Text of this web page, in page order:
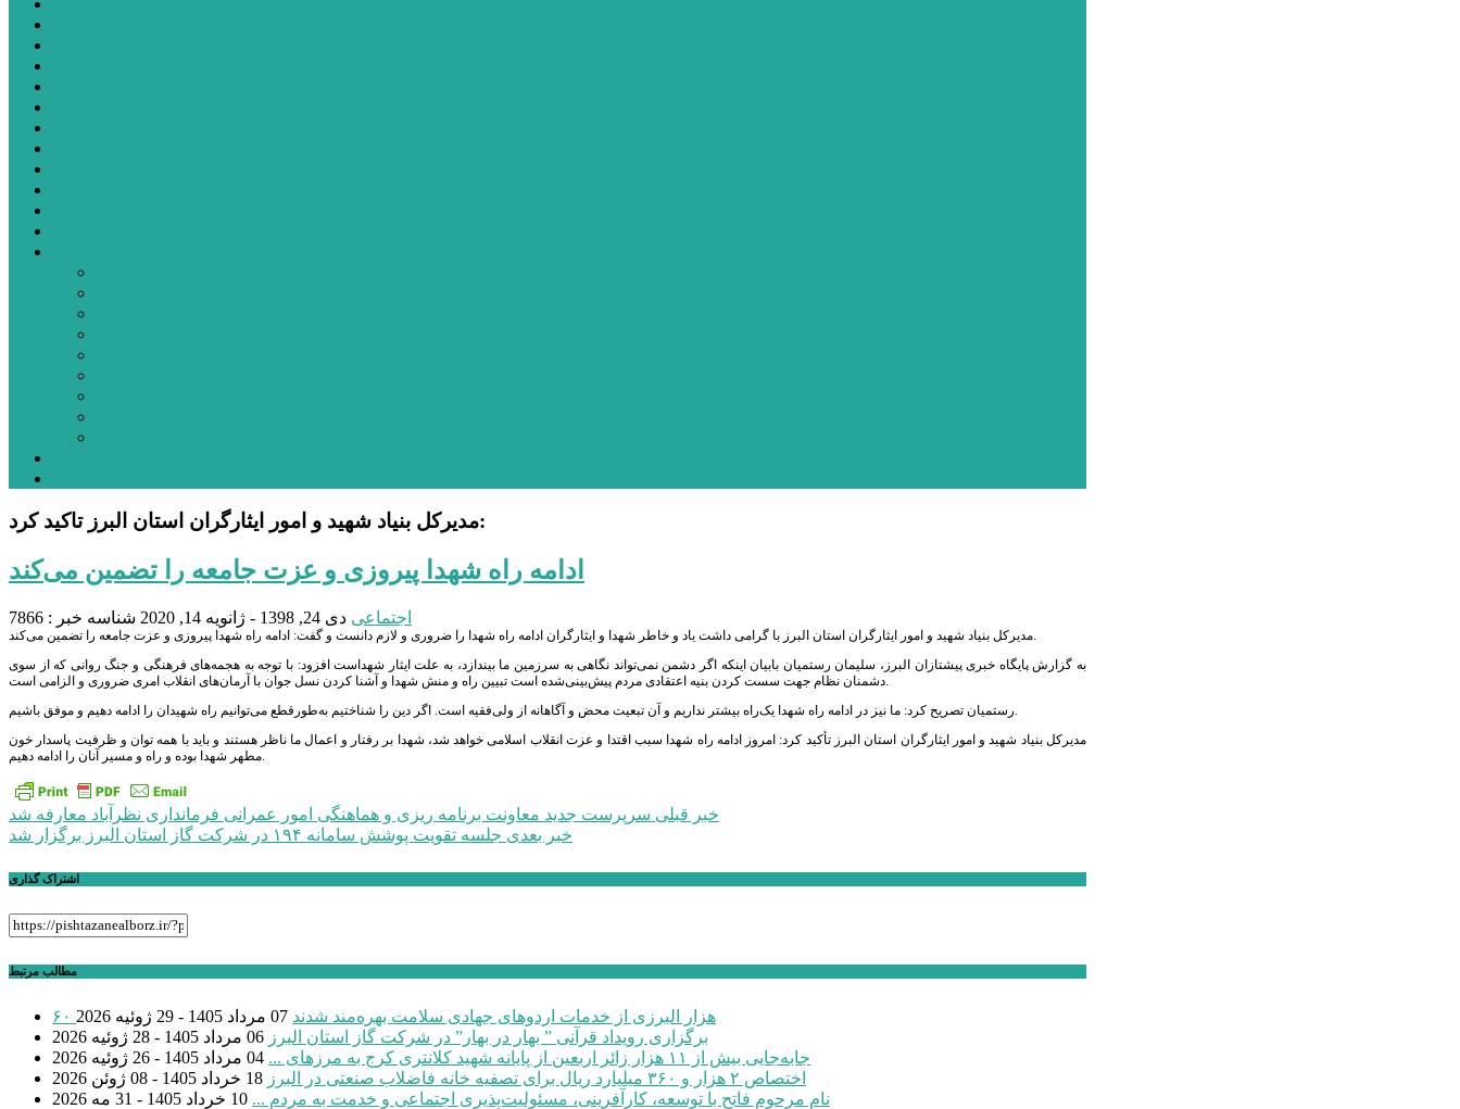
مدیرکل بنیاد شهید و امور ایثارگران استان البرز تاکید کرد:
ادامه راه شهدا پیروزی و عزت جامعه را تضمین می‌کند
اجتماعی دی 24, 1398 - ژانویه 14, 2020 شناسه خبر : 7866
مدیرکل بنیاد شهید و امور ایثارگران استان البرز با گرامی داشت یاد و خاطر شهدا و ایثارگران ادامه راه شهدا را ضروری و لازم دانست و گفت: ادامه راه شهدا پیروزی و عزت جامعه را تضمین می‌کند.
به گزارش پایگاه خبری پیشتازان البرز، سلیمان رستمیان بابیان اینکه اگر دشمن نمی‌تواند نگاهی به سرزمین ما بیندازد، به علت ایثار شهداست افزود: با توجه به هجمه‌های فرهنگی و جنگ روانی که از سوی
دشمنان نظام جهت سست کردن بنیه اعتقادی مردم پیش‌بینی‌شده است تبیین راه و منش شهدا و آشنا کردن نسل جوان با آرمان‌های انقلاب امری ضروری و الزامی است.
رستمیان تصریح کرد: ما نیز در ادامه راه شهدا یک‌راه بیشتر نداریم و آن تبعیت محض و آگاهانه از ولی‌فقیه است. اگر دین را شناختیم به‌طورقطع می‌توانیم راه شهیدان را ادامه دهیم و موفق باشیم.
مدیرکل بنیاد شهید و امور ایثارگران استان البرز تأکید کرد: امروز ادامه راه شهدا سبب اقتدا و عزت انقلاب اسلامی خواهد شد، شهدا بر رفتار و اعمال ما ناظر هستند و باید با همه توان و ظرفیت پاسدار خون
مطهر شهدا بوده و راه و مسیر آنان را ادامه دهیم.
راهبری
نوشته
خبر قبلی سرپرست جدید معاونت برنامه ریزی و هماهنگی امور عمرانی فرمانداری نظرآباد معارفه شد
خبر بعدی جلسه تقویت پوشش سامانه ۱۹۴ در شرکت گاز استان البرز برگزار شد
اشتراک گذاری
مطالب مرتبط
۶۰ هزار البرزی از خدمات اردوهای جهادی سلامت بهره‌مند شدند 07 مرداد 1405 - 29 ژوئیه 2026
برگزاری رویداد قرآنی ” بهار در بهار” در شرکت گاز استان البرز 06 مرداد 1405 - 28 ژوئیه 2026
جابه‌جایی بیش از ۱۱ هزار زائر اربعین از پایانه شهید کلانتری کرج به مرزهای ...
04 مرداد 1405 - 26 ژوئیه 2026
اختصاص ۲ هزار و ۳۶۰ میلیارد ریال برای تصفیه خانه فاضلاب صنعتی در البرز
18 خرداد 1405 - 08 ژوئن 2026
نام مرحوم فاتح با توسعه، کارآفرینی، مسئولیت‌پذیری اجتماعی و خدمت به مردم ... 10 خرداد 1405 - 31 مه 2026